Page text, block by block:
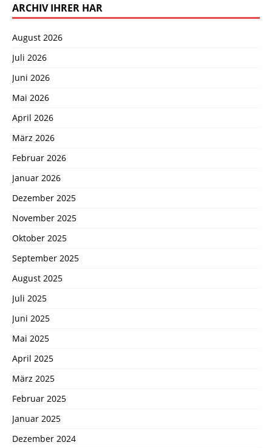
ARCHIV IHRER HAR
August 2026
Juli 2026
Juni 2026
Mai 2026
April 2026
März 2026
Februar 2026
Januar 2026
Dezember 2025
November 2025
Oktober 2025
September 2025
August 2025
Juli 2025
Juni 2025
Mai 2025
April 2025
März 2025
Februar 2025
Januar 2025
Dezember 2024